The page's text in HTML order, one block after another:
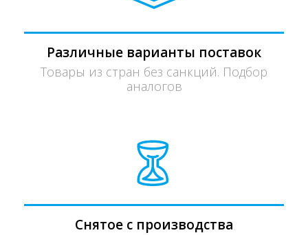
Различные варианты поставок
Товары из стран без санкций. Подбор
аналогов
Снятое с производства